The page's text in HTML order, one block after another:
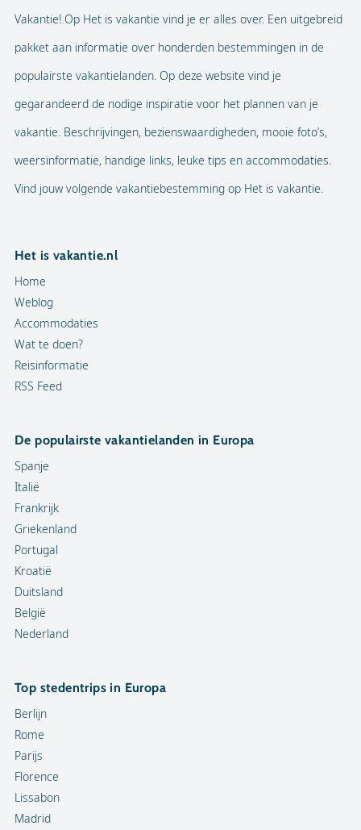
Vakantie! Op Het is vakantie vind je er alles over. Een uitgebreid
pakket aan informatie over honderden bestemmingen in de
populairste vakantielanden. Op deze website vind je
gegarandeerd de nodige inspiratie voor het plannen van je
vakantie. Beschrijvingen, bezienswaardigheden, mooie foto’s,
weersinformatie, handige links, leuke tips en accommodaties.
Vind jouw volgende vakantiebestemming op Het is vakantie.
Het is vakantie.nl
Home
Weblog
Accommodaties
Wat te doen?
Reisinformatie
RSS Feed
De populairste vakantielanden in Europa
Spanje
Italië
Frankrijk
Griekenland
Portugal
Kroatië
Duitsland
België
Nederland
Top stedentrips in Europa
Berlijn
Rome
Parijs
Florence
Lissabon
Madrid